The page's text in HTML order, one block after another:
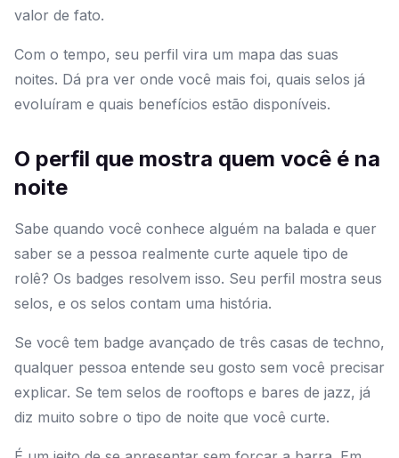
valor de fato.
Com o tempo, seu perfil vira um mapa das suas
noites. Dá pra ver onde você mais foi, quais selos já
evoluíram e quais benefícios estão disponíveis.
O perfil que mostra quem você é na
noite
Sabe quando você conhece alguém na balada e quer
saber se a pessoa realmente curte aquele tipo de
rolê? Os badges resolvem isso. Seu perfil mostra seus
selos, e os selos contam uma história.
Se você tem badge avançado de três casas de techno,
qualquer pessoa entende seu gosto sem você precisar
explicar. Se tem selos de rooftops e bares de jazz, já
diz muito sobre o tipo de noite que você curte.